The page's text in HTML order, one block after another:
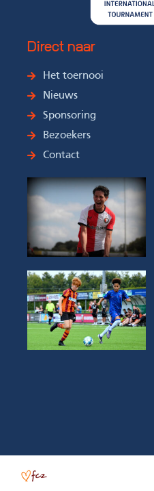
Direct naar
Het toernooi
Nieuws
Sponsoring
Bezoekers
Contact